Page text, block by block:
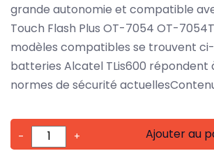
grande autonomie et compatible
Touch Flash Plus OT-7054 OT-
modèles compatibles se trouvent
batteries Alcatel TLis600 répondent
normes de sécurité
- + Ajouter au